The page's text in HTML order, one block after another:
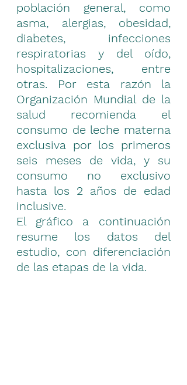
población general, como
asma, alergias, obesidad,
diabetes, infecciones
respiratorias y del oído,
hospitalizaciones, entre
otras. Por esta razón la
Organización Mundial de la
salud recomienda el
consumo de leche materna
exclusiva por los primeros
seis meses de vida, y su
consumo no exclusivo
hasta los 2 años de edad
inclusive.
El gráfico a continuación
resume los datos del
estudio, con diferenciación
de las etapas de la vida.